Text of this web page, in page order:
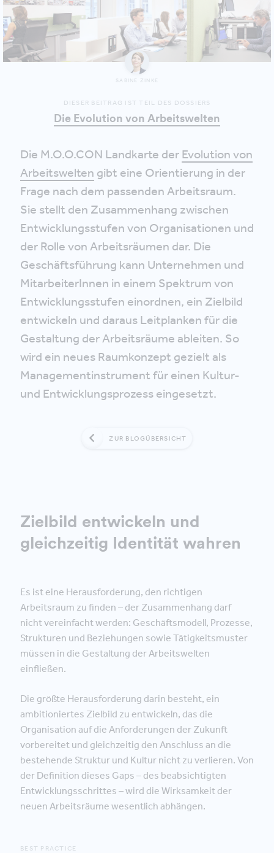
SABINE ZINKE
DIESER BEITRAG IST TEIL DES DOSSIERS
Die Evolution von Arbeitswelten
Die M.O.O.CON Landkarte der Evolution von
Arbeitswelten gibt eine Orientierung in der
Frage nach dem passenden Arbeitsraum.
Sie stellt den Zusammenhang zwischen
Entwicklungsstufen von Organisationen und
der Rolle von Arbeitsräumen dar. Die
Geschäftsführung kann Unternehmen und
MitarbeiterInnen in einem Spektrum von
Entwicklungsstufen einordnen, ein Zielbild
entwickeln und daraus Leitplanken für die
Gestaltung der Arbeitsräume ableiten. So
wird ein neues Raumkonzept gezielt als
Managementinstrument für einen Kultur-
und Entwicklungsprozess eingesetzt.
ZUR BLOGÜBERSICHT
Zielbild entwickeln und
gleichzeitig Identität wahren
Es ist eine Herausforderung, den richtigen
Arbeitsraum zu finden – der Zusammenhang darf
nicht vereinfacht werden: Geschäftsmodell, Prozesse,
Strukturen und Beziehungen sowie Tätigkeitsmuster
müssen in die Gestaltung der Arbeitswelten
einfließen.
Die größte Herausforderung darin besteht, ein
ambitioniertes Zielbild zu entwickeln, das die
Organisation auf die Anforderungen der Zukunft
vorbereitet und gleichzeitig den Anschluss an die
bestehende Struktur und Kultur nicht zu verlieren. Von
der Definition dieses Gaps – des beabsichtigten
Entwicklungsschrittes – wird die Wirksamkeit der
neuen Arbeitsräume wesentlich abhängen.
BEST PRACTICE